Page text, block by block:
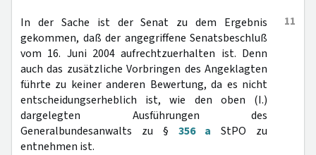
11
In der Sache ist der Senat zu dem Ergebnis
gekommen, daß der angegriffene Senatsbeschluß
vom 16. Juni 2004 aufrechtzuerhalten ist. Denn
auch das zusätzliche Vorbringen des Angeklagten
führte zu keiner anderen Bewertung, da es nicht
entscheidungserheblich ist, wie den oben (I.)
dargelegten Ausführungen des
Generalbundesanwalts zu § 356 a StPO zu
entnehmen ist.